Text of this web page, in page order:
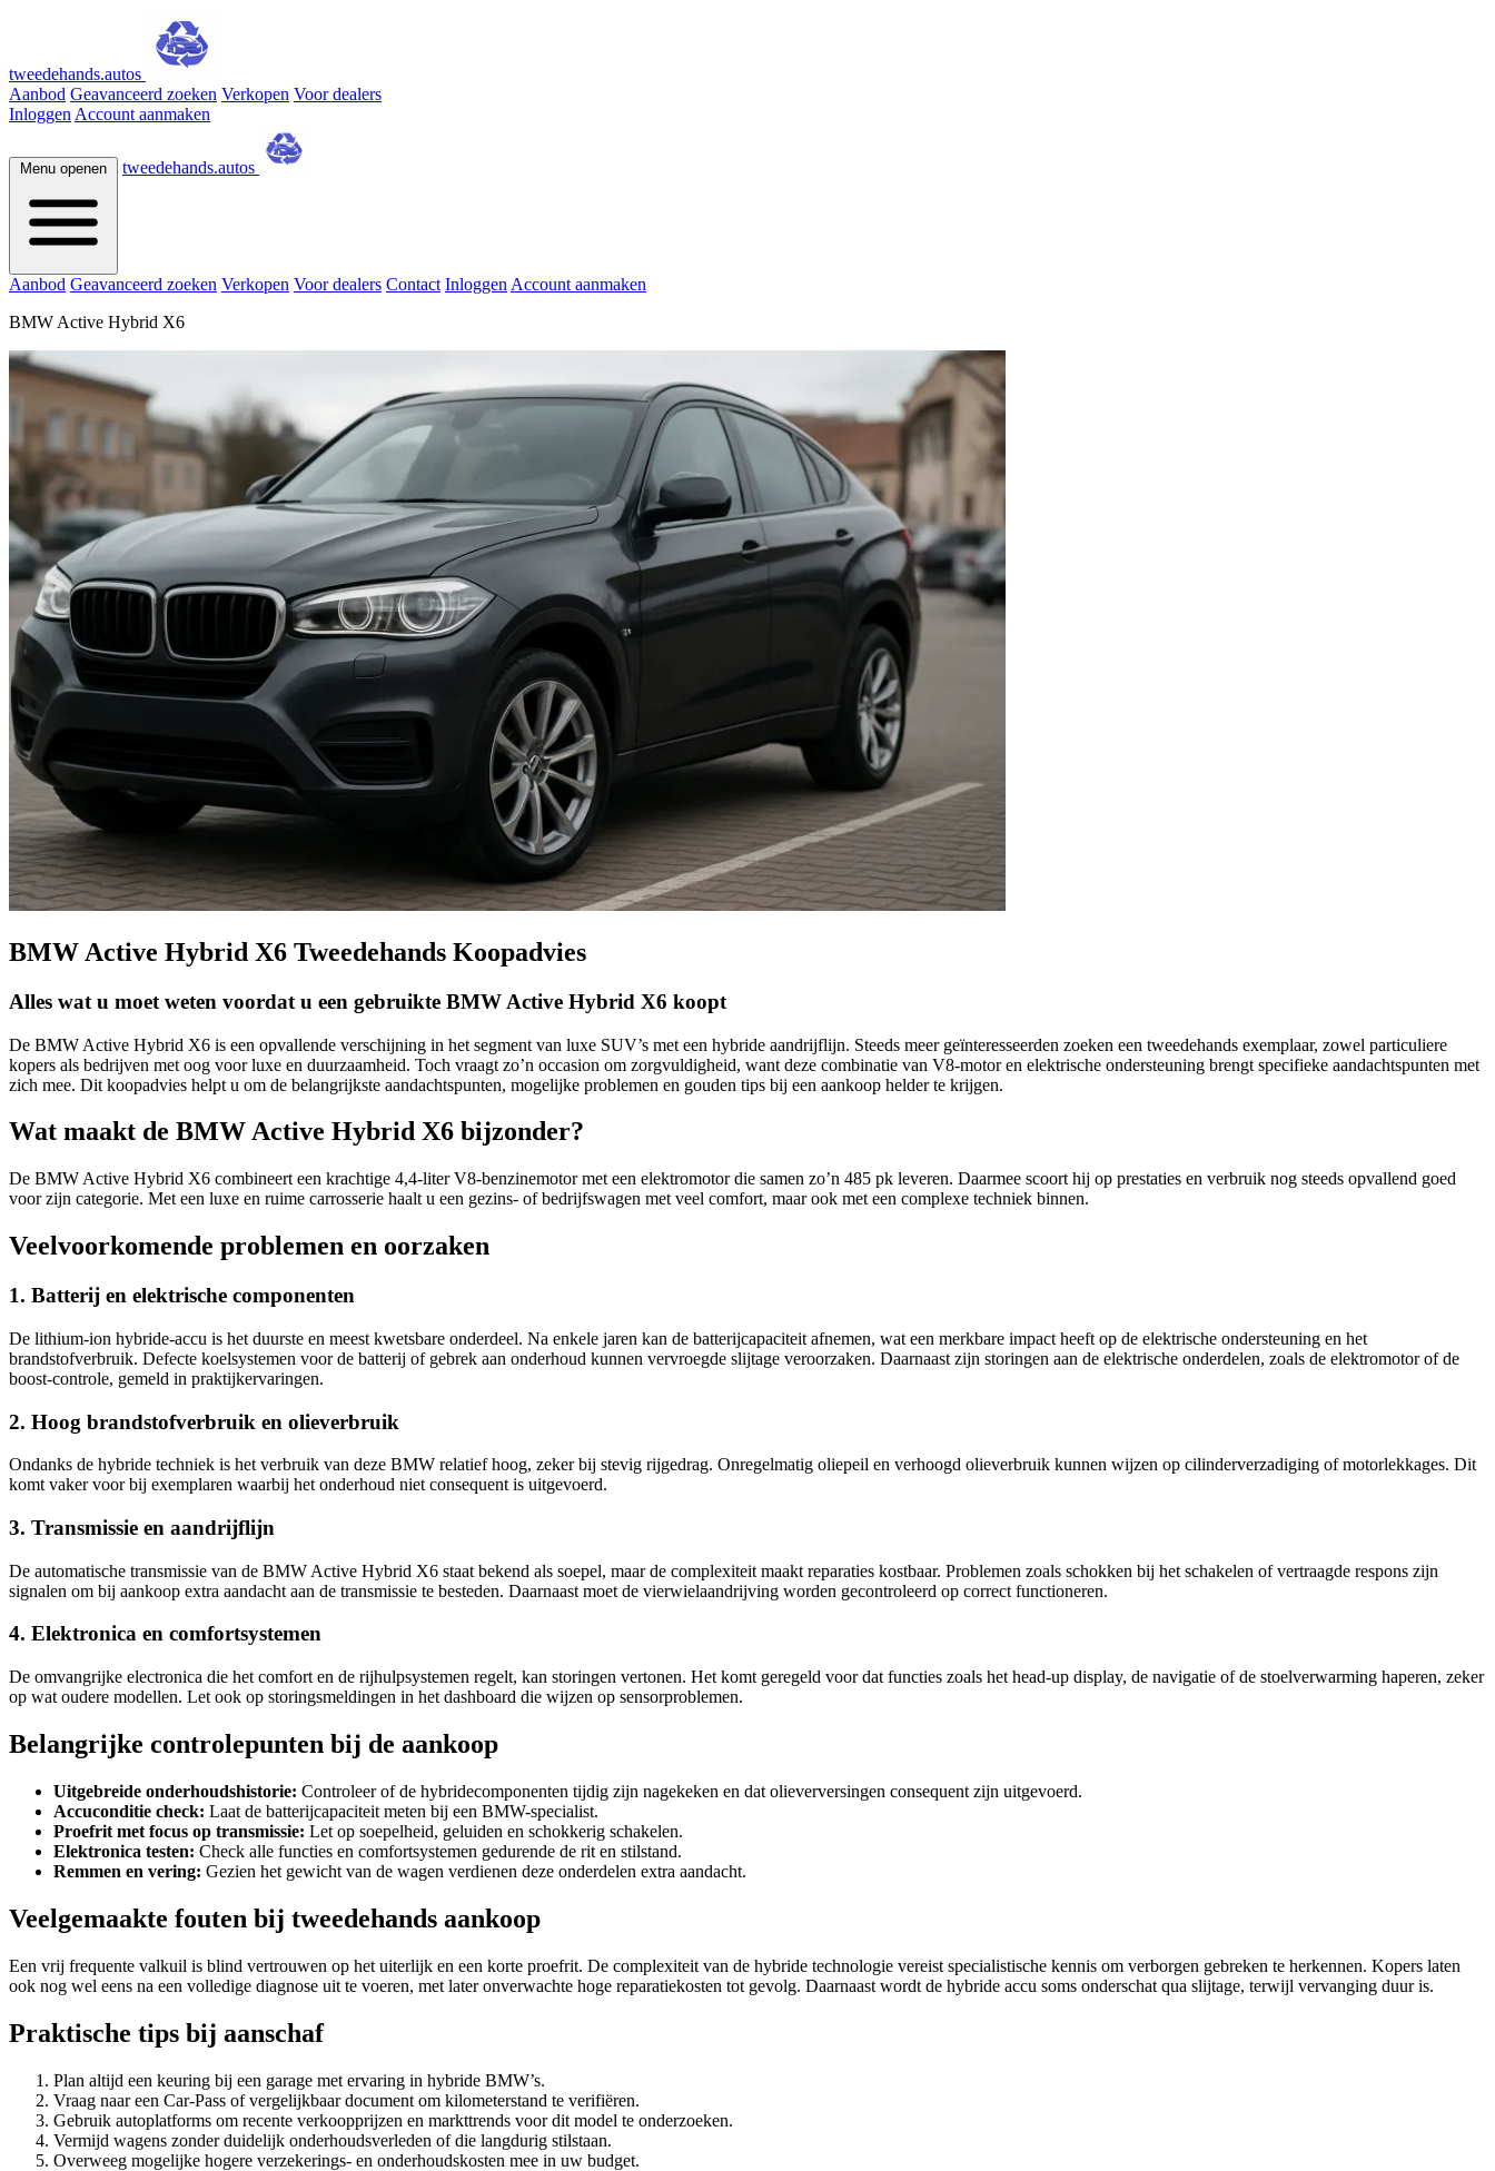
tweedehands.autos
Aanbod Geavanceerd zoeken Verkopen Voor dealers
Inloggen Account aanmaken
Menu openen tweedehands.autos
Aanbod Geavanceerd zoeken Verkopen Voor dealers Contact Inloggen Account aanmaken
BMW Active Hybrid X6
BMW Active Hybrid X6 Tweedehands Koopadvies
Alles wat u moet weten voordat u een gebruikte BMW Active Hybrid X6 koopt
De BMW Active Hybrid X6 is een opvallende verschijning in het segment van luxe SUV’s met een hybride aandrijflijn. Steeds meer geïnteresseerden zoeken een tweedehands exemplaar, zowel particuliere
kopers als bedrijven met oog voor luxe en duurzaamheid. Toch vraagt zo’n occasion om zorgvuldigheid, want deze combinatie van V8-motor en elektrische ondersteuning brengt specifieke aandachtspunten met
zich mee. Dit koopadvies helpt u om de belangrijkste aandachtspunten, mogelijke problemen en gouden tips bij een aankoop helder te krijgen.
Wat maakt de BMW Active Hybrid X6 bijzonder?
De BMW Active Hybrid X6 combineert een krachtige 4,4-liter V8-benzinemotor met een elektromotor die samen zo’n 485 pk leveren. Daarmee scoort hij op prestaties en verbruik nog steeds opvallend goed
voor zijn categorie. Met een luxe en ruime carrosserie haalt u een gezins- of bedrijfswagen met veel comfort, maar ook met een complexe techniek binnen.
Veelvoorkomende problemen en oorzaken
1. Batterij en elektrische componenten
De lithium-ion hybride-accu is het duurste en meest kwetsbare onderdeel. Na enkele jaren kan de batterijcapaciteit afnemen, wat een merkbare impact heeft op de elektrische ondersteuning en het
brandstofverbruik. Defecte koelsystemen voor de batterij of gebrek aan onderhoud kunnen vervroegde slijtage veroorzaken. Daarnaast zijn storingen aan de elektrische onderdelen, zoals de elektromotor of de
boost-controle, gemeld in praktijkervaringen.
2. Hoog brandstofverbruik en olieverbruik
Ondanks de hybride techniek is het verbruik van deze BMW relatief hoog, zeker bij stevig rijgedrag. Onregelmatig oliepeil en verhoogd olieverbruik kunnen wijzen op cilinderverzadiging of motorlekkages. Dit
komt vaker voor bij exemplaren waarbij het onderhoud niet consequent is uitgevoerd.
3. Transmissie en aandrijflijn
De automatische transmissie van de BMW Active Hybrid X6 staat bekend als soepel, maar de complexiteit maakt reparaties kostbaar. Problemen zoals schokken bij het schakelen of vertraagde respons zijn
signalen om bij aankoop extra aandacht aan de transmissie te besteden. Daarnaast moet de vierwielaandrijving worden gecontroleerd op correct functioneren.
4. Elektronica en comfortsystemen
De omvangrijke electronica die het comfort en de rijhulpsystemen regelt, kan storingen vertonen. Het komt geregeld voor dat functies zoals het head-up display, de navigatie of de stoelverwarming haperen, zeker
op wat oudere modellen. Let ook op storingsmeldingen in het dashboard die wijzen op sensorproblemen.
Belangrijke controlepunten bij de aankoop
Uitgebreide onderhoudshistorie: Controleer of de hybridecomponenten tijdig zijn nagekeken en dat olieverversingen consequent zijn uitgevoerd.
Accuconditie check: Laat de batterijcapaciteit meten bij een BMW-specialist.
Proefrit met focus op transmissie: Let op soepelheid, geluiden en schokkerig schakelen.
Elektronica testen: Check alle functies en comfortsystemen gedurende de rit en stilstand.
Remmen en vering: Gezien het gewicht van de wagen verdienen deze onderdelen extra aandacht.
Veelgemaakte fouten bij tweedehands aankoop
Een vrij frequente valkuil is blind vertrouwen op het uiterlijk en een korte proefrit. De complexiteit van de hybride technologie vereist specialistische kennis om verborgen gebreken te herkennen. Kopers laten
ook nog wel eens na een volledige diagnose uit te voeren, met later onverwachte hoge reparatiekosten tot gevolg. Daarnaast wordt de hybride accu soms onderschat qua slijtage, terwijl vervanging duur is.
Praktische tips bij aanschaf
Plan altijd een keuring bij een garage met ervaring in hybride BMW’s.
Vraag naar een Car-Pass of vergelijkbaar document om kilometerstand te verifiëren.
Gebruik autoplatforms om recente verkoopprijzen en markttrends voor dit model te onderzoeken.
Vermijd wagens zonder duidelijk onderhoudsverleden of die langdurig stilstaan.
Overweeg mogelijke hogere verzekerings- en onderhoudskosten mee in uw budget.